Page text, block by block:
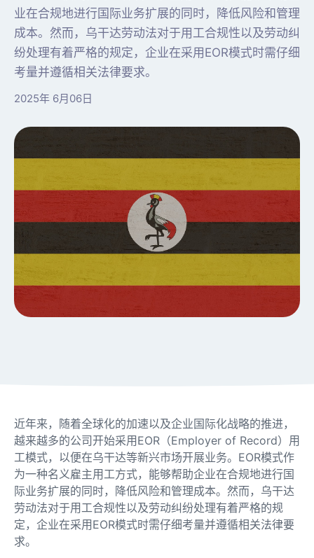
业在合规地进行国际业务扩展的同时，降低风险和管理
成本。然而，乌干达劳动法对于用工合规性以及劳动纠
纷处理有着严格的规定，企业在采用EOR模式时需仔细
考量并遵循相关法律要求。
2025年 6月06日
近年来，随着全球化的加速以及企业国际化战略的推进，
越来越多的公司开始采用EOR（Employer of Record）用
工模式，以便在乌干达等新兴市场开展业务。EOR模式作
为一种名义雇主用工方式，能够帮助企业在合规地进行国
际业务扩展的同时，降低风险和管理成本。然而，乌干达
劳动法对于用工合规性以及劳动纠纷处理有着严格的规
定，企业在采用EOR模式时需仔细考量并遵循相关法律要
求。